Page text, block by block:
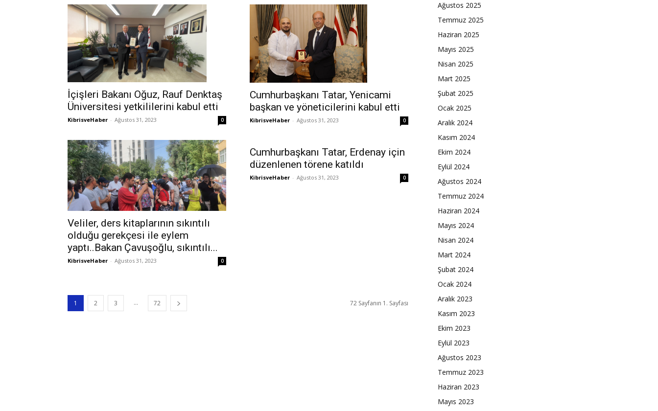
İçişleri Bakanı Oğuz, Rauf Denktaş
Üniversitesi yetkililerini kabul etti
KibrisveHaber - Ağustos 31, 2023 0
Cumhurbaşkanı Tatar, Yenicami
başkan ve yöneticilerini kabul etti
KibrisveHaber - Ağustos 31, 2023 0
Veliler, ders kitaplarının sıkıntılı
olduğu gerekçesi ile eylem
yaptı..Bakan Çavuşoğlu, sıkıntılı...
KibrisveHaber - Ağustos 31, 2023 0
Cumhurbaşkanı Tatar, Erdenay için
düzenlenen törene katıldı
KibrisveHaber - Ağustos 31, 2023 0
1 2 3 ... 72 72 Sayfanın 1. Sayfası
Ağustos 2025
Temmuz 2025
Haziran 2025
Mayıs 2025
Nisan 2025
Mart 2025
Şubat 2025
Ocak 2025
Aralık 2024
Kasım 2024
Ekim 2024
Eylül 2024
Ağustos 2024
Temmuz 2024
Haziran 2024
Mayıs 2024
Nisan 2024
Mart 2024
Şubat 2024
Ocak 2024
Aralık 2023
Kasım 2023
Ekim 2023
Eylül 2023
Ağustos 2023
Temmuz 2023
Haziran 2023
Mayıs 2023